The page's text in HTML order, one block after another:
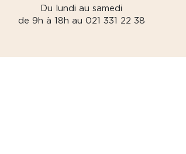
Du lundi au samedi
de 9h à 18h au 021 331 22 38